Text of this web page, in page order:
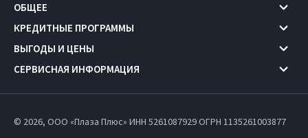
ОБЩЕЕ
КРЕДИТНЫЕ ПРОГРАММЫ
ВЫГОДЫ И ЦЕНЫ
СЕРВИСНАЯ ИНФОРМАЦИЯ
© 2026, ООО «Плаза Плюс» ИНН 5261087929ОГРН 1135261003877